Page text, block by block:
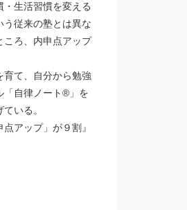
生活習慣を変える
う従来の塾とは異な
ころ、内申点アップ
育て、自分から勉強
「自律ノート®️」を
いる。
アップ」が９割』